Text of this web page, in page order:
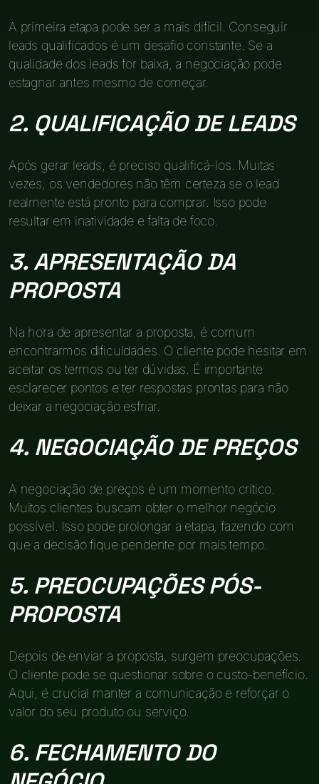
A primeira etapa pode ser a mais difícil. Conseguir
leads qualificados é um desafio constante. Se a
qualidade dos leads for baixa, a negociação pode
estagnar antes mesmo de começar.
2. QUALIFICAÇÃO DE LEADS
Após gerar leads, é preciso qualificá-los. Muitas
vezes, os vendedores não têm certeza se o lead
realmente está pronto para comprar. Isso pode
resultar em inatividade e falta de foco.
3. APRESENTAÇÃO DA
PROPOSTA
Na hora de apresentar a proposta, é comum
encontrarmos dificuldades. O cliente pode hesitar em
aceitar os termos ou ter dúvidas. É importante
esclarecer pontos e ter respostas prontas para não
deixar a negociação esfriar.
4. NEGOCIAÇÃO DE PREÇOS
A negociação de preços é um momento crítico.
Muitos clientes buscam obter o melhor negócio
possível. Isso pode prolongar a etapa, fazendo com
que a decisão fique pendente por mais tempo.
5. PREOCUPAÇÕES PÓS-
PROPOSTA
Depois de enviar a proposta, surgem preocupações.
O cliente pode se questionar sobre o custo-benefício.
Aqui, é crucial manter a comunicação e reforçar o
valor do seu produto ou serviço.
6. FECHAMENTO DO